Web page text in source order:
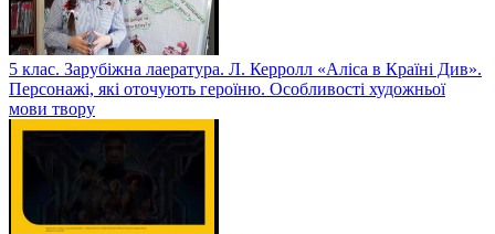
5 клас. Зарубіжна лаература. Л. Керролл «Аліса в Країні Див».
Персонажі, які оточують героїню. Особливості художньої
мови твору